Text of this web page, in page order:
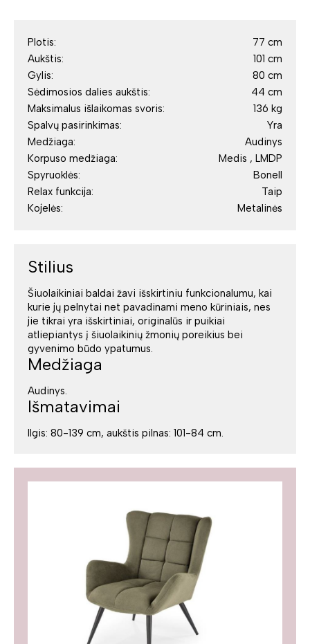
Plotis:
77 cm
Aukštis:
101 cm
Gylis:
80 cm
Sėdimosios dalies aukštis:
44 cm
Maksimalus išlaikomas svoris:
136 kg
Spalvų pasirinkimas:
Yra
Medžiaga:
Audinys
Korpuso medžiaga:
Medis , LMDP
Spyruoklės:
Bonell
Relax funkcija:
Taip
Kojelės:
Metalinės
Stilius
Šiuolaikiniai baldai žavi išskirtiniu funkcionalumu, kai
kurie jų pelnytai net pavadinami meno kūriniais, nes
jie tikrai yra išskirtiniai, originalūs ir puikiai
atliepiantys į šiuolaikinių žmonių poreikius bei
gyvenimo būdo ypatumus.
Medžiaga
Audinys.
Išmatavimai
Ilgis: 80-139 cm, aukštis pilnas: 101-84 cm.